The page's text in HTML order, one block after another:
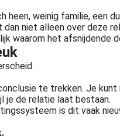
heen, weinig familie, een
niet alleen over deze
waarom het
te trekken. Je kunt
je de relatie laat bestaan.
is dit vaak